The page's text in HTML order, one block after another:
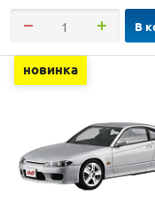
В
новинка